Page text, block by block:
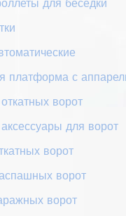
для беседки
платформа с
ворот
для ворот
ворот
ворот
ворот